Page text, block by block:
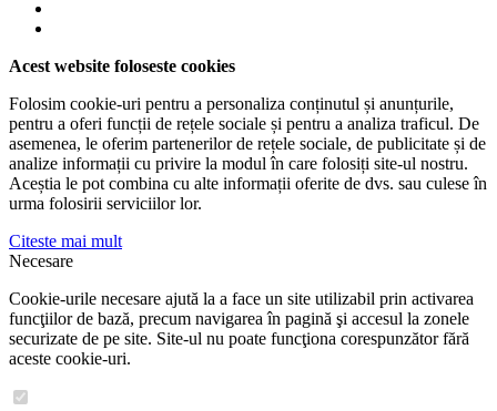
Acest website foloseste cookies
Folosim cookie-uri pentru a personaliza conținutul și anunțurile,
pentru a oferi funcții de rețele sociale și pentru a analiza traficul. De
asemenea, le oferim partenerilor de rețele sociale, de publicitate și de
analize informații cu privire la modul în care folosiți site-ul nostru.
Aceștia le pot combina cu alte informații oferite de dvs. sau culese în
urma folosirii serviciilor lor.
Citeste mai mult
Necesare
Cookie-urile necesare ajută la a face un site utilizabil prin activarea
funcţiilor de bază, precum navigarea în pagină şi accesul la zonele
securizate de pe site. Site-ul nu poate funcţiona corespunzător fără
aceste cookie-uri.